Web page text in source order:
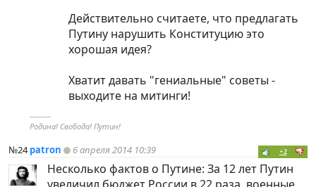
Действительно считаете, что предлагать
Путину нарушить Конституцию это
хорошая идея?
Хватит давать "гениальные" советы -
выходите на митинги!
----------
Родина! Свобода! Путин!
№24patron 6 апреля 2014 10:39 +2
Несколько фактов о Путине: За 12 лет Путин